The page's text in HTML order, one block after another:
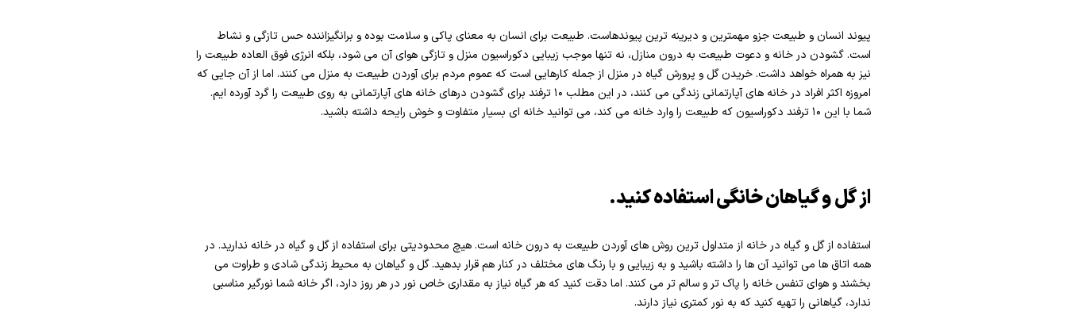
پیوند انسان و طبیعت جزو مهمترین و دیرینه ترین پیوندهاست. طبیعت برای انسان به معنای پاکی و سلامت بوده و برانگیزاننده حس تازگی و نشاط
است. گشودن در خانه و دعوت طبیعت به درون منازل، نه تنها موجب زیبایی دکوراسیون منزل و تازگی هوای آن می شود، بلکه انرژی فوق العاده طبیعت را
نیز به همراه خواهد داشت. خریدن گل و پرورش گیاه در منزل از جمله کارهایی است که عموم مردم برای آوردن طبیعت به منزل می کنند. اما از آن جایی که
امروزه اکثر افراد در خانه های آپارتمانی زندگی می کنند، در این مطلب ۱۰ ترفند برای گشودن درهای خانه های آپارتمانی به روی طبیعت را گرد آورده ایم.
شما با این ۱۰ ترفند دکوراسیون که طبیعت را وارد خانه می کند، می توانید خانه ای بسیار متفاوت و خوش رایحه داشته باشید.
از گل و گیاهان خانگی استفاده کنید.
استفاده از گل و گیاه در خانه از متداول ترین روش های آوردن طبیعت به درون خانه است. هیچ محدودیتی برای استفاده از گل و گیاه در خانه ندارید. در
همه اتاق ها می توانید آن ها را داشته باشید و به زیبایی و با رنگ های مختلف در کنار هم قرار بدهید. گل و گیاهان به محیط زندگی شادی و طراوت می
بخشند و هوای تنفس خانه را پاک تر و سالم تر می کنند. اما دقت کنید که هر گیاه نیاز به مقداری خاص نور در هر روز دارد، اگر خانه شما نورگیر مناسبی
ندارد، گیاهانی را تهیه کنید که به نور کمتری نیاز دارند.